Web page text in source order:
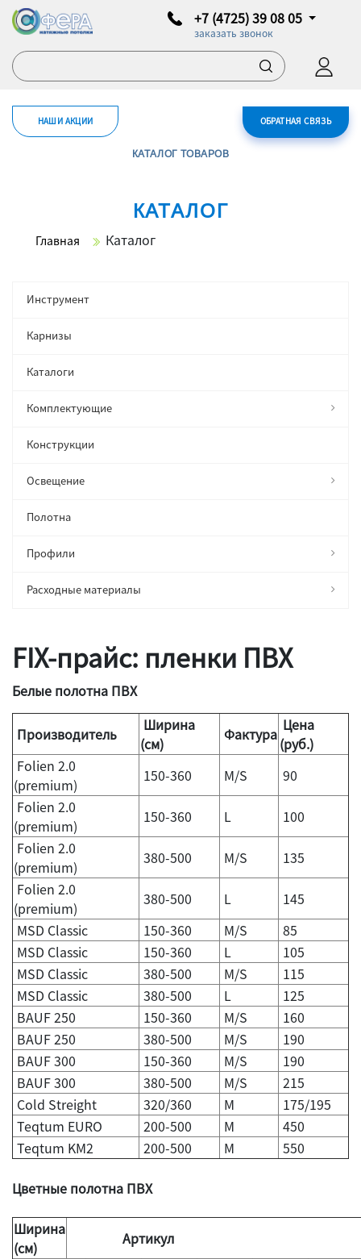
+7 (4725) 39 08 05
заказать звонок
ОБРАТНАЯ СВЯЗЬ
НАШИ АКЦИИ
КАТАЛОГ ТОВАРОВ
КАТАЛОГ
Главная Каталог
Инструмент
Карнизы
Каталоги
Комплектующие
Конструкции
Освещение
Полотна
Профили
Расходные материалы
FIX-прайс: пленки ПВХ
Белые полотна ПВХ
Производитель
Ширина
(см)
Фактура Цена
(руб.)
Folien 2.0
(premium)
150-360 M/S
90
Folien 2.0
(premium)
150-360 L
100
Folien 2.0
(premium)
380-500 M/S
135
Folien 2.0
(premium)
380-500 L
145
MSD Classic
150-360 M/S
85
MSD Classic
150-360 L
105
MSD Classic
380-500 M/S
115
MSD Classic
380-500 L
125
BAUF 250
150-360 M/S
160
BAUF 250
380-500 M/S
190
BAUF 300
150-360 M/S
190
BAUF 300
380-500 M/S
215
Cold Streight
320/360 M
175/195
Teqtum EURO
200-500 M
450
Teqtum KM2
200-500 M 550
Цветные полотна ПВХ
Ширина
(см)
Артикул